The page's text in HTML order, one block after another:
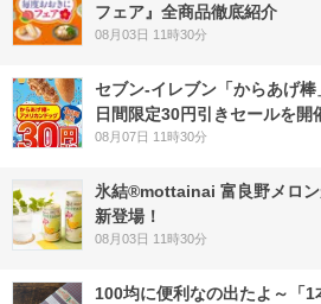
フェア』全商品徹底紹介
08月03日 11時30分
セブン‐イレブン「からあげ
日間限定30円引きセールを開
08月07日 11時30分
氷結®mottainai 富良野メロン
新登場！
08月03日 11時30分
100均に便利なの出たよ～「